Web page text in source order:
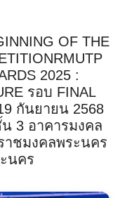
OF THE
2025 :
รอบ FINAL
กันยายน 2568
3 อาคารมงคล
าชมงคลพระนคร
นคร